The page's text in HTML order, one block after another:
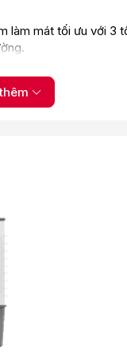
làm mát tối ưu với 3
và hiệu quả hơn,
ra sử dụng là được.
lành